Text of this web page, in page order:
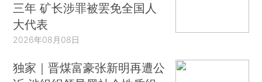
三年 矿长涉罪被罢免全国人
大代表
2026年08月08日
独家｜晋煤富豪张新明再遭公